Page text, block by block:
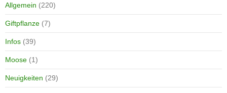
Allgemein (220)
Giftpflanze (7)
Infos (39)
Moose (1)
Neuigkeiten (29)